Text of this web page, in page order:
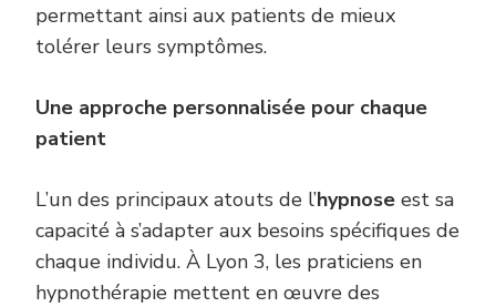
permettant ainsi aux patients de mieux
tolérer leurs symptômes.
Une approche personnalisée pour chaque
patient
L’un des principaux atouts de l’hypnose est sa
capacité à s’adapter aux besoins spécifiques de
chaque individu. À Lyon 3, les praticiens en
hypnothérapie mettent en œuvre des